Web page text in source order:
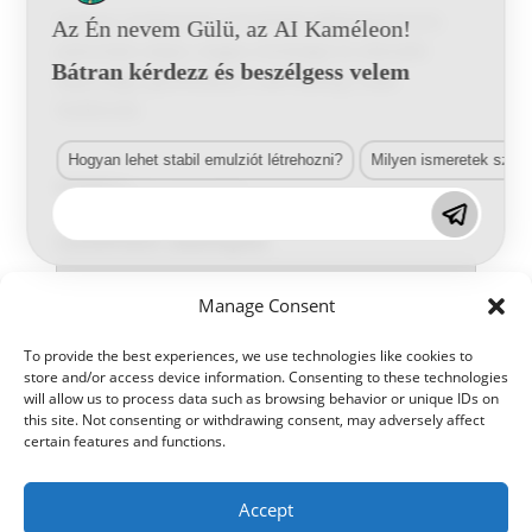
Manage Consent
To provide the best experiences, we use technologies like cookies to
store and/or access device information. Consenting to these technologies
will allow us to process data such as browsing behavior or unique IDs on
this site. Not consenting or withdrawing consent, may adversely affect
certain features and functions.
Accept
Lechsys rendszerrel színezhető, kétkomponensű,
képességű, gumihatású ( soft feeling ) matt
Kategória:2K-s gumi hatás
Letölthető adatlapok
Az Én nevem Gülü, az AI Kaméleon!
Bátran kérdezz és beszélgess velem
Hogyan lehet stabil emulziót létrehozni? Milyen ismeretek